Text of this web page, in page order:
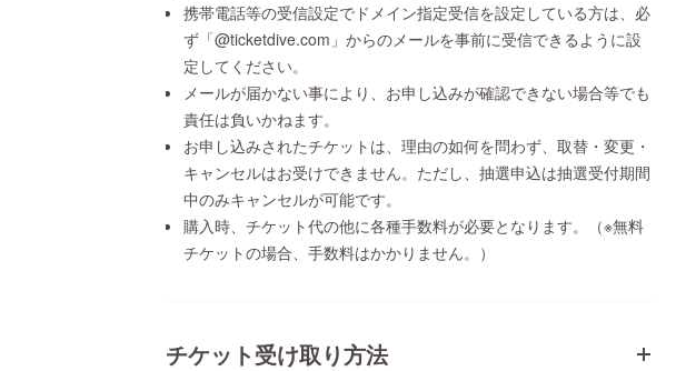
携帯電話等の受信設定でドメイン指定受信を設定している方は、必
ず「@ticketdive.com」からのメールを事前に受信できるように設
定してください。
メールが届かない事により、お申し込みが確認できない場合等でも
責任は負いかねます。
お申し込みされたチケットは、理由の如何を問わず、取替・変更・
キャンセルはお受けできません。ただし、抽選申込は抽選受付期間
中のみキャンセルが可能です。
購入時、チケット代の他に各種手数料が必要となります。（※無料
チケットの場合、手数料はかかりません。）
チケット受け取り方法